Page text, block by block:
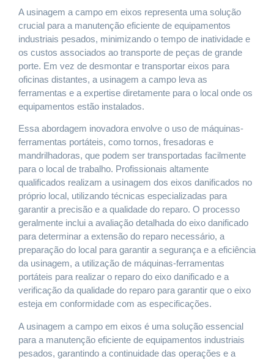
A usinagem a campo em eixos representa uma solução
crucial para a manutenção eficiente de equipamentos
industriais pesados, minimizando o tempo de inatividade e
os custos associados ao transporte de peças de grande
porte. Em vez de desmontar e transportar eixos para
oficinas distantes, a usinagem a campo leva as
ferramentas e a expertise diretamente para o local onde os
equipamentos estão instalados.
Essa abordagem inovadora envolve o uso de máquinas-
ferramentas portáteis, como tornos, fresadoras e
mandrilhadoras, que podem ser transportadas facilmente
para o local de trabalho. Profissionais altamente
qualificados realizam a usinagem dos eixos danificados no
próprio local, utilizando técnicas especializadas para
garantir a precisão e a qualidade do reparo. O processo
geralmente inclui a avaliação detalhada do eixo danificado
para determinar a extensão do reparo necessário, a
preparação do local para garantir a segurança e a eficiência
da usinagem, a utilização de máquinas-ferramentas
portáteis para realizar o reparo do eixo danificado e a
verificação da qualidade do reparo para garantir que o eixo
esteja em conformidade com as especificações.
A usinagem a campo em eixos é uma solução essencial
para a manutenção eficiente de equipamentos industriais
pesados, garantindo a continuidade das operações e a